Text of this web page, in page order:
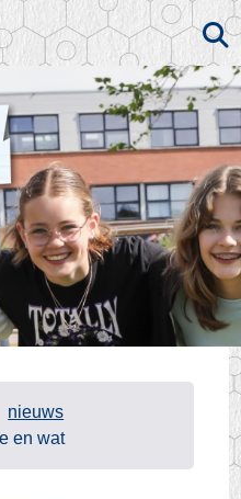
Zoeken
nieuws
en wat